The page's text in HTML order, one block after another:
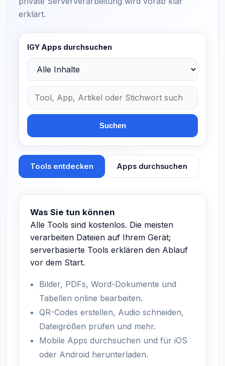
erklärt.
IGY Apps durchsuchen
Suchbereich auswählen
Tools, Apps, Blogartikel und Geschichten durchsuchen
Suchen
Tools entdecken Apps durchsuchen
Was Sie tun können
Alle Tools sind kostenlos. Die meisten
verarbeiten Dateien auf Ihrem Gerät;
serverbasierte Tools erklären den Ablauf
vor dem Start.
Bilder, PDFs, Word-Dokumente und
Tabellen online bearbeiten.
QR-Codes erstellen, Audio schneiden,
Dateigrößen prüfen und mehr.
Mobile Apps durchsuchen und für iOS
oder Android herunterladen.